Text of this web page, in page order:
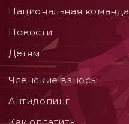
Национальная команда
Новости
Детям
Членские взносы
Aнтидопинг